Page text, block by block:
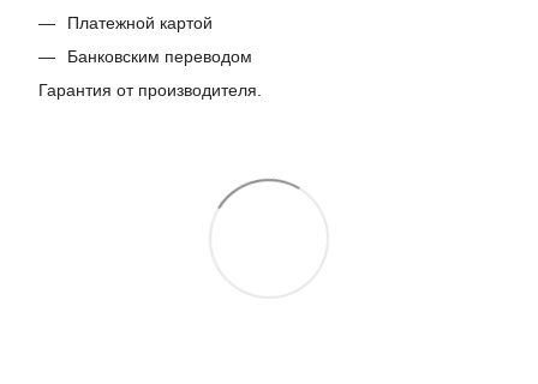
Платежной картой
Банковским переводом
Гарантия от производителя.